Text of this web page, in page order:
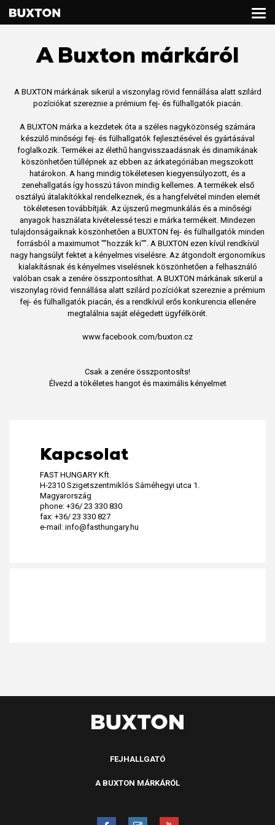
A Buxton márkáról
A BUXTON márkának sikerül a viszonylag rövid fennállása alatt szilárd
pozíciókat szereznie a prémium fej- és fülhallgatók piacán.
A BUXTON márka a kezdetek óta a széles nagyközönség számára
készülő minőségi fej- és fülhallgatók fejlesztésével és gyártásával
foglalkozik. Termékei az élethű hangvisszaadásnak és dinamikának
köszönhetően túllépnek az ebben az árkategóriában megszokott
határokon. A hang mindig tökéletesen kiegyensúlyozott, és a
zenehallgatás így hosszú távon mindig kellemes. A termékek első
osztályú átalakítókkal rendelkeznek, és a hangfelvétel minden elemét
tökéletesen továbbítják. Az újszerű megmunkálás és a minőségi
anyagok használata kivételessé teszi e márka termékeit. Mindezen
tulajdonságaiknak köszönhetően a BUXTON fej- és fülhallgatók minden
forrásból a maximumot ""hozzák ki"". A BUXTON ezen kívül rendkívül
nagy hangsúlyt fektet a kényelmes viselésre. Az átgondolt ergonomikus
kialakításnak és kényelmes viselésnek köszönhetően a felhasználó
valóban csak a zenére összpontosíthat. A BUXTON márkának sikerül a
viszonylag rövid fennállása alatt szilárd pozíciókat szereznie a prémium
fej- és fülhallgatók piacán, és a rendkívül erős konkurencia ellenére
megtalálnia saját elégedett ügyfélkörét.
www.facebook.com/buxton.cz
Csak a zenére összpontosíts!
Élvezd a tökéletes hangot és maximális kényelmet
Kapcsolat
FAST HUNGARY Kft.
H-2310 Szigetszentmiklós Sáméhegyi utca 1.
Magyarország
phone: +36/ 23 330 830
fax: +36/ 23 330 827
e-mail: info@fasthungary.hu
FEJHALLGATÓ
A BUXTON MÁRKÁRÓL